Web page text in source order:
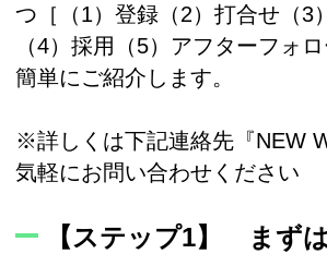
つ［（1）登録（2）打合せ（3
（4）採用（5）アフターフォ
簡単にご紹介します。
※詳しくは下記連絡先『NEW
気軽にお問い合わせください
【ステップ1】 まず